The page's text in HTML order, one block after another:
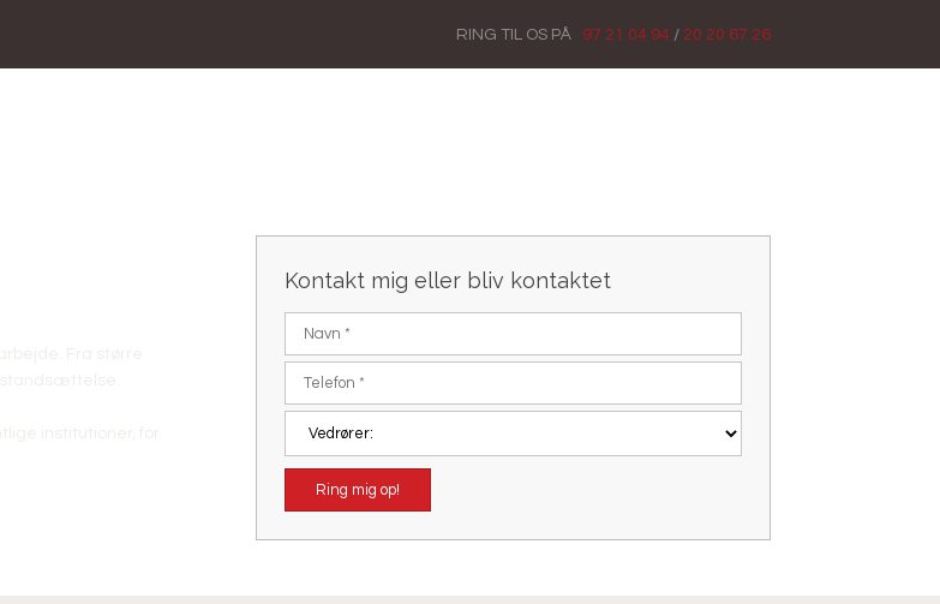
RING TIL OS​ PÅ 97 21 04 94 / 20 20 67 26
Kontakt mig eller bliv kontaktet​